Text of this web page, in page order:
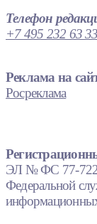
Телефон
+7 495 232 63 33
Реклама на
Росреклама
ЭЛ № ФС 77-
Федеральной